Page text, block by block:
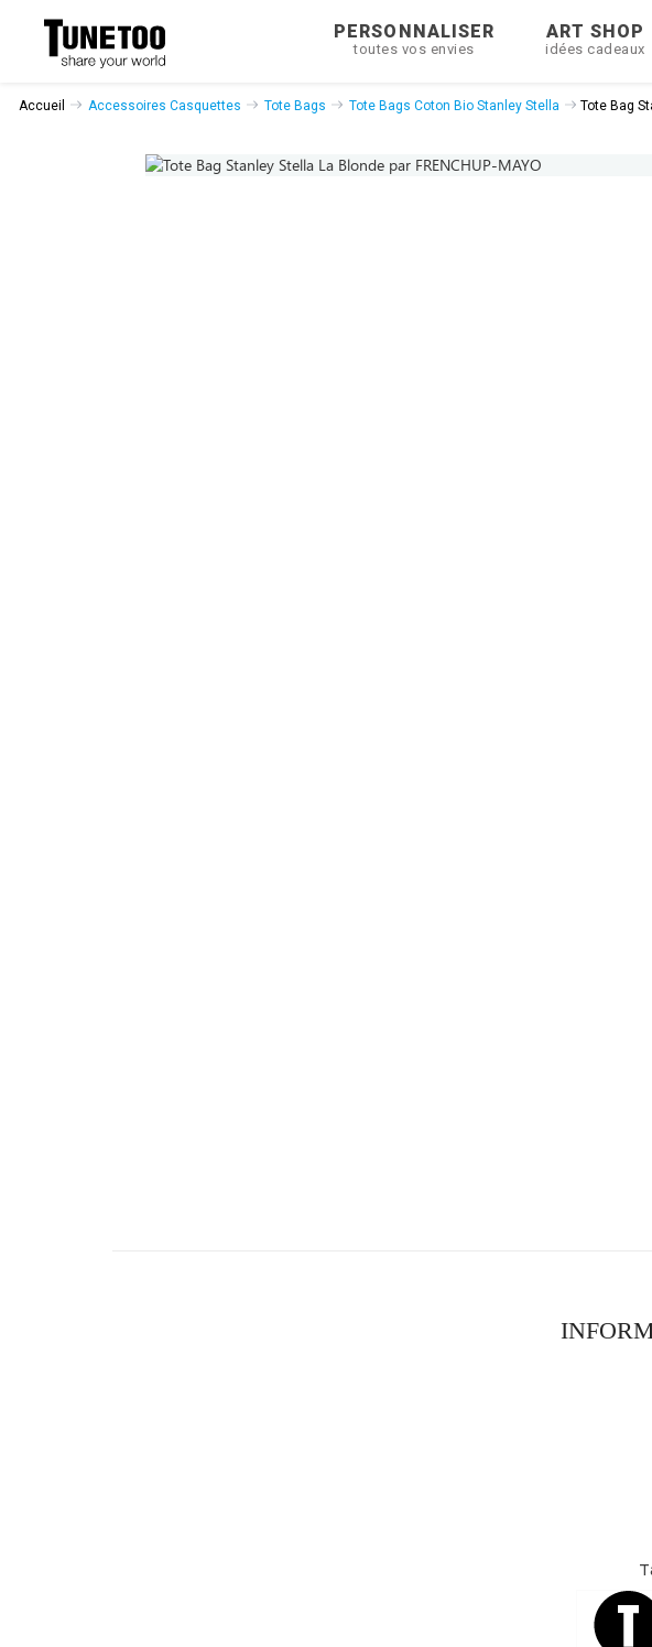
PERSONNALISER
toutes vos envies
ART SHOP
idées cadeaux
Accueil Accessoires Casquettes Tote Bags Tote Bags Coton Bio Stanley Stella Tote Bag